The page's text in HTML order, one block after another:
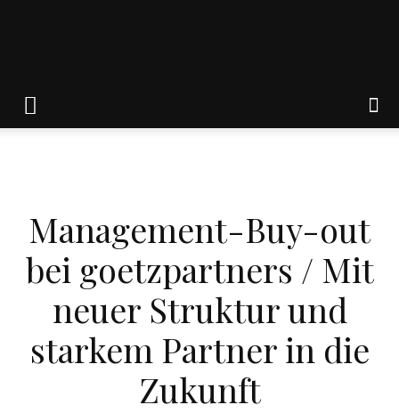
Weik
Management-Buy-out
bei goetzpartners / Mit
neuer Struktur und
starkem Partner in die
Zukunft